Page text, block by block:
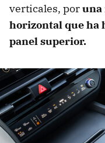
verticales, poruna
horizontal que ha
panel superior.